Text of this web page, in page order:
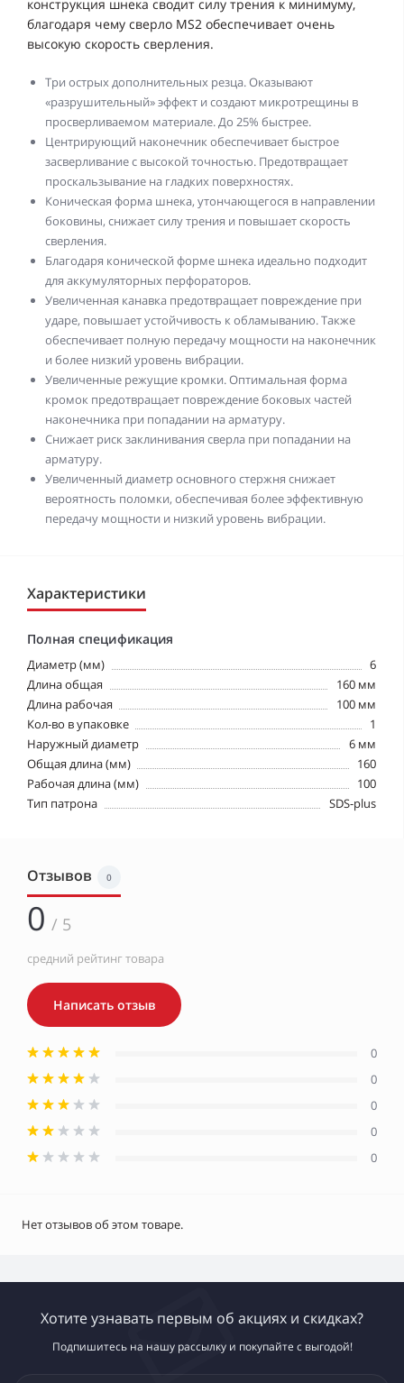
конструкция шнека сводит силу трения к минимуму,
благодаря чему сверло MS2 обеспечивает очень
высокую скорость сверления.
Три острых дополнительных резца. Оказывают
«разрушительный» эффект и создают микротрещины в
просверливаемом материале. До 25% быстрее.
Центрирующий наконечник обеспечивает быстрое
засверливание с высокой точностью. Предотвращает
проскальзывание на гладких поверхностях.
Коническая форма шнека, утончающегося в направлении
боковины, снижает силу трения и повышает скорость
сверления.
Благодаря конической форме шнека идеально подходит
для аккумуляторных перфораторов.
Увеличенная канавка предотвращает повреждение при
ударе, повышает устойчивость к обламыванию. Также
обеспечивает полную передачу мощности на наконечник
и более низкий уровень вибрации.
Увеличенные режущие кромки. Оптимальная форма
кромок предотвращает повреждение боковых частей
наконечника при попадании на арматуру.
Снижает риск заклинивания сверла при попадании на
арматуру.
Увеличенный диаметр основного стержня снижает
вероятность поломки, обеспечивая более эффективную
передачу мощности и низкий уровень вибрации.
Характеристики
Полная спецификация
Диаметр (мм)
6
Длина общая
160 мм
Длина рабочая
100 мм
Кол-во в упаковке
1
Наружный диаметр
6 мм
Общая длина (мм)
160
Рабочая длина (мм)
100
Тип патрона
SDS-plus
Отзывов 0
0 / 5
средний рейтинг товара
Написать отзыв
0
0
0
0
0
Нет отзывов об этом товаре.
Хотите узнавать первым об акциях и скидках?
Подпишитесь на нашу рассылку и покупайте с выгодой!